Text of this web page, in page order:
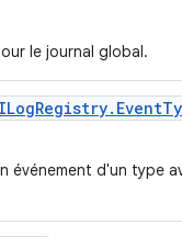
le journal global.
ILogRegistry. Event
événement d'un type